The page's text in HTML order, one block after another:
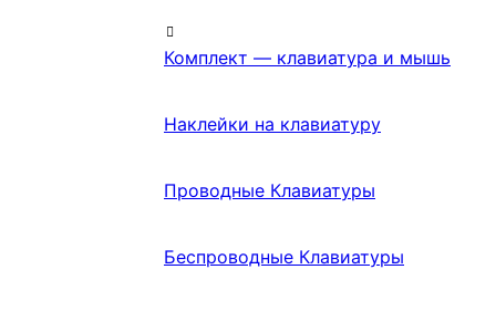
Комплект — клавиатура и мышь
Наклейки на клавиатуру
Проводные Клавиатуры
Беспроводные Клавиатуры